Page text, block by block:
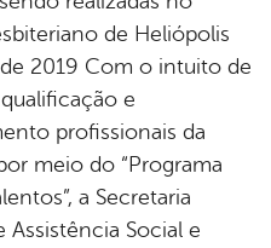
de Heliópolis
2019 Com o intuito de
e
profissionais da
meio do “Programa
a Secretaria
Assistência Social e